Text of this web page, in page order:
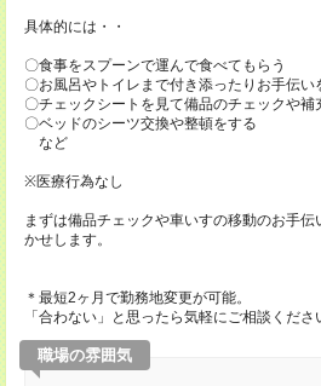
具体的には・・
〇食事をスプーンで運んで食べてもらう
〇お風呂やトイレまで付き添ったりお手伝い
〇チェックシートを見て備品のチェックや補
〇ベッドのシーツ交換や整頓をする
など
※医療行為なし
まずは備品チェックや車いすの移動のお手
かせします。
＊最短2ヶ月で勤務地変更が可能。
「合わない」と思ったら気軽にご相談くださ
職場の雰囲気